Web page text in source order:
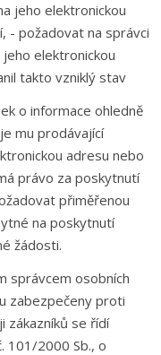
jeho elektronickou
- požadovat na správci
elektronickou
takto vzniklý stav
o informace ohledně
mu prodávající
adresu nebo
právo za poskytnutí
přiměřenou
na poskytnutí
žádosti.
správcem osobních
zabezpečeny proti
zákazníků se řídí
101/2000 Sb., o